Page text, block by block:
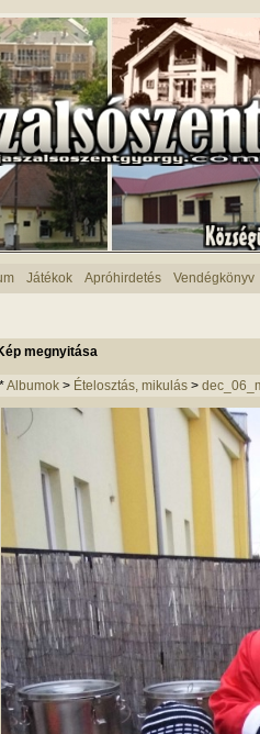
Játékok Apróhirdetés Vendégkönyv
megnyitása
*Albumok > Ételosztás, mikulás >